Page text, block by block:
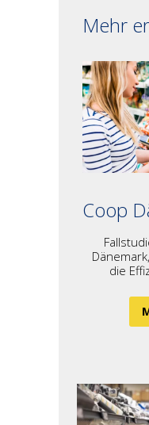
Mehr
Coop
die